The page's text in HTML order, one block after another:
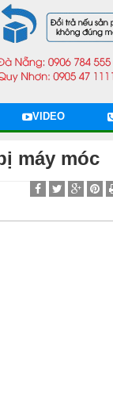
VIDEO
máy móc